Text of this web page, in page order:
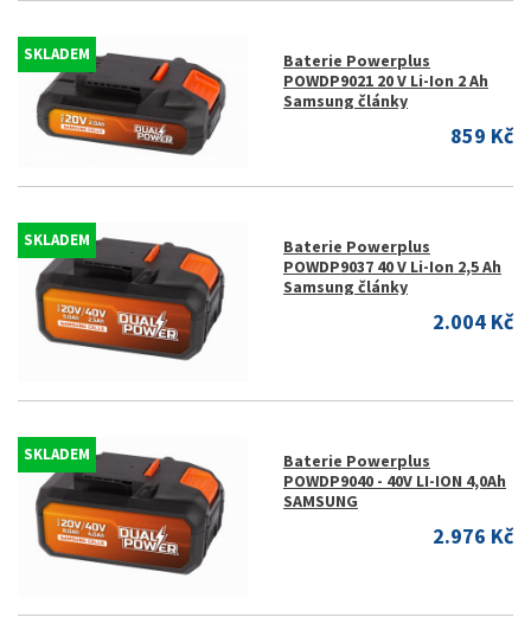
SKLADEM
Baterie Powerplus
POWDP9021 20 V Li-Ion 2 Ah
Samsung články
859 Kč
SKLADEM
Baterie Powerplus
POWDP9037 40 V Li-Ion 2,5 Ah
Samsung články
2.004 Kč
SKLADEM
Baterie Powerplus
POWDP9040 - 40V LI-ION 4,0Ah
SAMSUNG
2.976 Kč